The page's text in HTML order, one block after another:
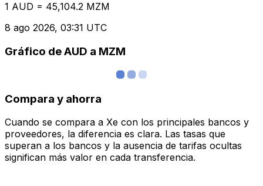
1 AUD = 45,104.2 MZM
8 ago 2026, 03:31 UTC
Gráfico de AUD a MZM
Compara y ahorra
Cuando se compara a Xe con los principales bancos y
proveedores, la diferencia es clara. Las tasas que
superan a los bancos y la ausencia de tarifas ocultas
significan más valor en cada transferencia.